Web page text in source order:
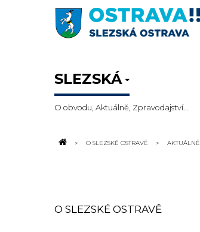
SLEZSKÁ
O obvodu, Aktuálně, Zpravodajství...
O SLEZSKÉ OSTRAVĚ AKTUÁLNĚ
O SLEZSKÉ OSTRAVĚ